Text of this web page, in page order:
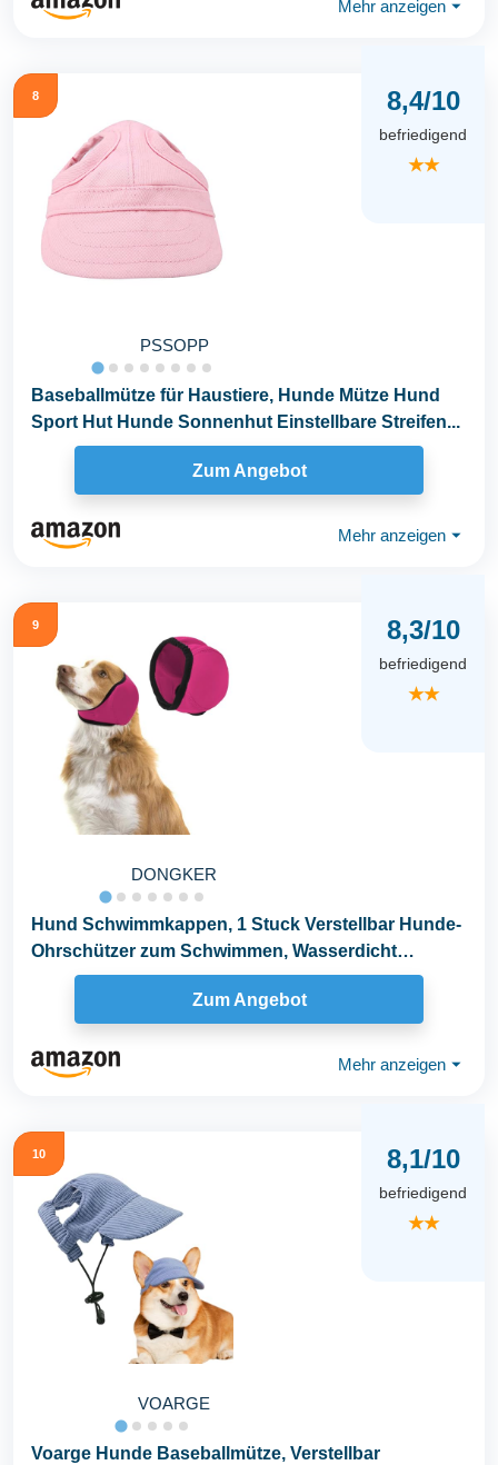
Mehr anzeigen ⏷
8
PSSOPP
8,4/10
befriedigend
★★
Baseballmütze für Haustiere, Hunde Mütze Hund
Sport Hut Hunde Sonnenhut Einstellbare Streifen...
Zum Angebot
Mehr anzeigen ⏷
9
DONGKER
8,3/10
befriedigend
★★
Hund Schwimmkappen, 1 Stuck Verstellbar Hunde-
Ohrschützer zum Schwimmen, Wasserdicht
Badekappe für...
Zum Angebot
Mehr anzeigen ⏷
10
VOARGE
8,1/10
befriedigend
★★
Voarge Hunde Baseballmütze, Verstellbar